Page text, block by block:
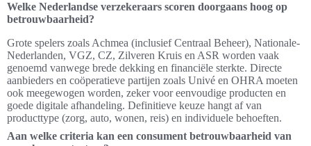
Welke Nederlandse verzekeraars scoren doorgaans hoog op
betrouwbaarheid?
Grote spelers zoals Achmea (inclusief Centraal Beheer), Nationale-
Nederlanden, VGZ, CZ, Zilveren Kruis en ASR worden vaak
genoemd vanwege brede dekking en financiële sterkte. Directe
aanbieders en coöperatieve partijen zoals Univé en OHRA moeten
ook meegewogen worden, zeker voor eenvoudige producten en
goede digitale afhandeling. Definitieve keuze hangt af van
producttype (zorg, auto, wonen, reis) en individuele behoeften.
Aan welke criteria kan een consument betrouwbaarheid van